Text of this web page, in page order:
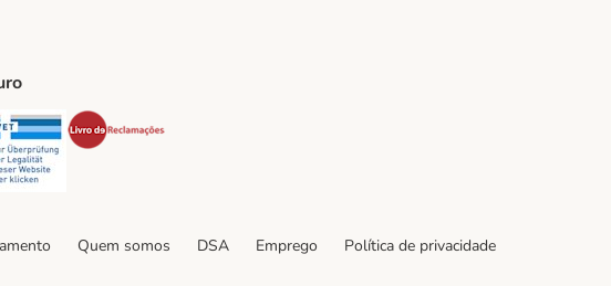
Security
Quem somos DSA Emprego
Política de privacidade